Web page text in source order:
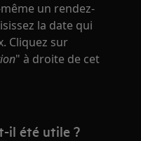
un rendez-
la date qui
Cliquez sur
" à droite de cet
il été utile ?